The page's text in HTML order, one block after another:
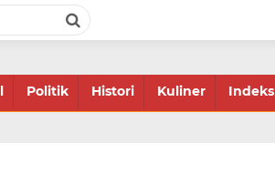
Politik Histori Kuliner Indeks